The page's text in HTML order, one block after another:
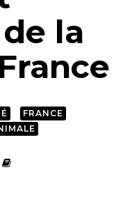
la
FRANCE
FACEBOOK
SUR